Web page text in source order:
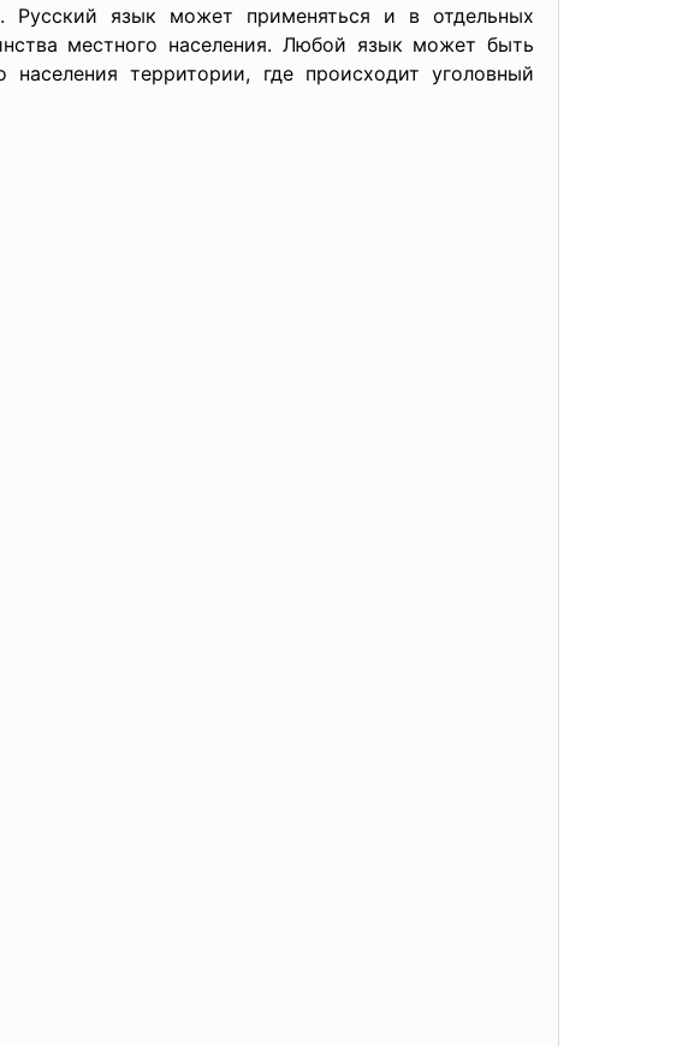
Русский язык может применяться и в отдельных
местного населения. Любой язык может быть
территории, где происходит уголовный